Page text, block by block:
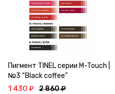
Пигмент TINEL серии M-Touch |
№3 “Black coffee”
1 430 ₽ 2 860 ₽